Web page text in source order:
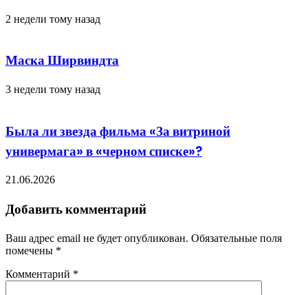
2 недели тому назад
Маска Ширвиндта
3 недели тому назад
Была ли звезда фильма «За витриной
универмага» в «черном списке»?
21.06.2026
Добавить комментарий
Ваш адрес email не будет опубликован. Обязательные поля
помечены *
Комментарий *